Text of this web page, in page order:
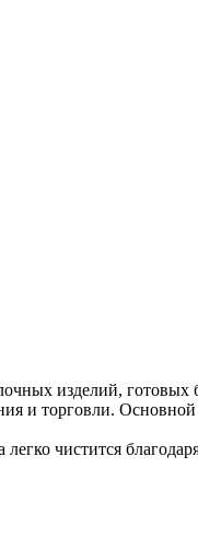
изделий,
и торговли.
чистится